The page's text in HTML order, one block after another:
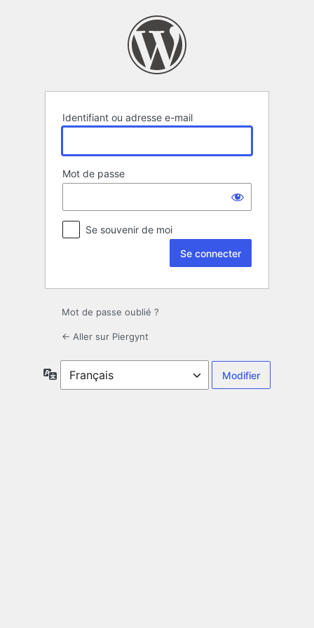
Identifiant ou adresse e-mail
Mot de passe
Se souvenir de moi
Mot de passe oublié ?
← Aller sur Piergynt
Langue